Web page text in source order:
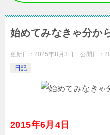
始めてみなきゃ分か
更新日： 2025年8月3日 公開日：
日記
2015年6月4日